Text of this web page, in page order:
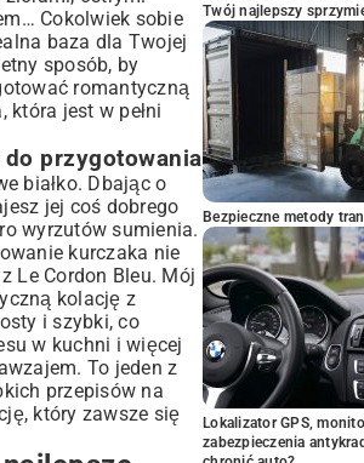
Cokolwiek sobie
baza dla Twojej
sposób, by
romantyczną
która jest w pełni
do przygotowania
białko. Dbając o
jej coś dobrego
wyrzutów sumienia.
kurczaka nie
Le Cordon Bleu. Mój
kolację z
i szybki, co
w kuchni i więcej
To jeden z
przepisów na
który zawsze się
Twój najlepszy
Bezpieczne metody
Lokalizator GPS,
zabezpieczenia